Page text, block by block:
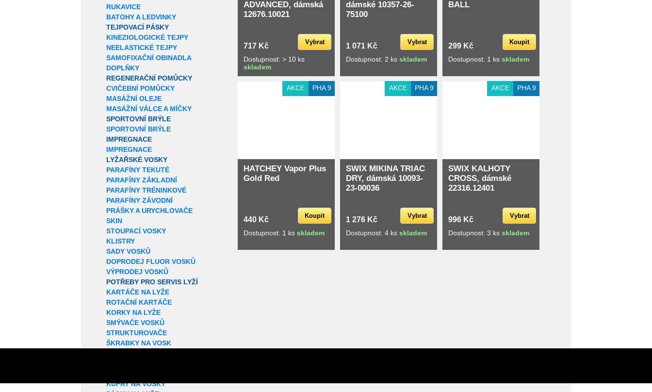
RUKAVICE
BATOHY A LEDVINKY
TEJPOVACÍ PÁSKY
KINEZIOLOGICKÉ TEJPY
NEELASTICKÉ TEJPY
SAMOFIXAČNÍ OBINADLA
DOPLŇKY
REGENERAČNÍ POMŮCKY
CVIČEBNÍ POMŮCKY
MASÁŽNÍ OLEJE
MASÁŽNÍ VÁLCE A MÍČKY
SPORTOVNÍ BRÝLE
SPORTOVNÍ BRÝLE
IMPREGNACE
IMPREGNACE
LYŽAŘSKÉ VOSKY
PARAFÍNY TEKUTÉ
PARAFÍNY ZÁKLADNÍ
PARAFÍNY TRÉNINKOVÉ
PARAFÍNY ZÁVODNÍ
PRÁŠKY A URYCHLOVAČE
SKIN
STOUPACÍ VOSKY
KLISTRY
SADY VOSKŮ
DOPRODEJ FLUOR VOSKŮ
VÝPRODEJ VOSKŮ
POTŘEBY PRO SERVIS LYŽÍ
KARTÁČE NA LYŽE
ROTAČNÍ KARTÁČE
KORKY NA LYŽE
SMÝVAČE VOSKŮ
STRUKTUROVAČE
ŠKRABKY NA VOSK
KUFRY NA VOSKY
ADVANCED, dámská
12676.10021
717 Kč Vybrat
Dostupnost: > 10 ks
skladem
dámské 10357-26-
75100
1 071 Kč Vybrat
Dostupnost: 2 ks skladem
BALL
299 Kč Koupit
Dostupnost: 1 ks skladem
AKCE PHA 9
HATCHEY Vapor Plus
Gold Red
440 Kč Koupit
Dostupnost: 1 ks skladem
AKCE PHA 9
SWIX MIKINA TRIAC
DRY, dámská 10093-
23-00036
1 276 Kč Vybrat
Dostupnost: 4 ks skladem
AKCE PHA 9
SWIX KALHOTY
CROSS, dámské
22316.12401
996 Kč Vybrat
Dostupnost: 3 ks skladem